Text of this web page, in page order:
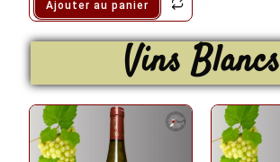
Ajouter au panier
Vins Blancs